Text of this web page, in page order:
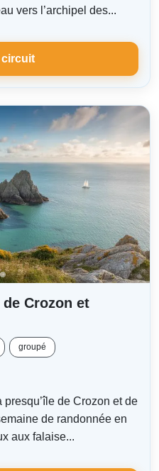
vers l’archipel des...
circuit
Crozon et
groupé
de Crozon et de
de randonnée en
aux falaise...